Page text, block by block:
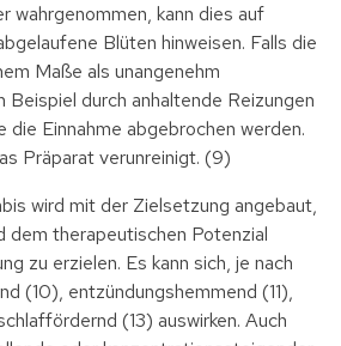
wahrgenommen, kann dies auf
Blüten hinweisen. Falls die
Maße als unangenehm
Beispiel durch anhaltende Reizungen
Einnahme abgebrochen werden.
Präparat verunreinigt. (9)
wird mit der Zielsetzung angebaut,
dem therapeutischen Potenzial
zu erzielen. Es kann sich, je nach
(10), entzündungshemmend (11),
(13) auswirken. Auch